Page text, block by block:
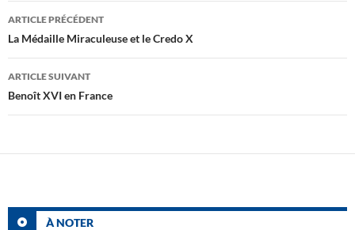
Navigation
des
articles
ARTICLE PRÉCÉDENT
La Médaille Miraculeuse et le Credo X
ARTICLE SUIVANT
Benoît XVI en France
À NOTER